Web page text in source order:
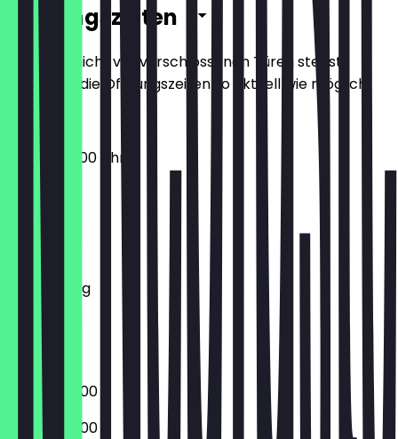
Öffnungszeiten
Damit du nicht vor verschlossenen Türen stehst,
halten wir die Öffnungszeiten so aktuell wie möglich.
09:00 - 20:00 Uhr
Montag
Dienstag
Mittwoch
Donnerstag
Freitag
Samstag
Sonntag
08:00 - 20:00
08:00 - 20:00